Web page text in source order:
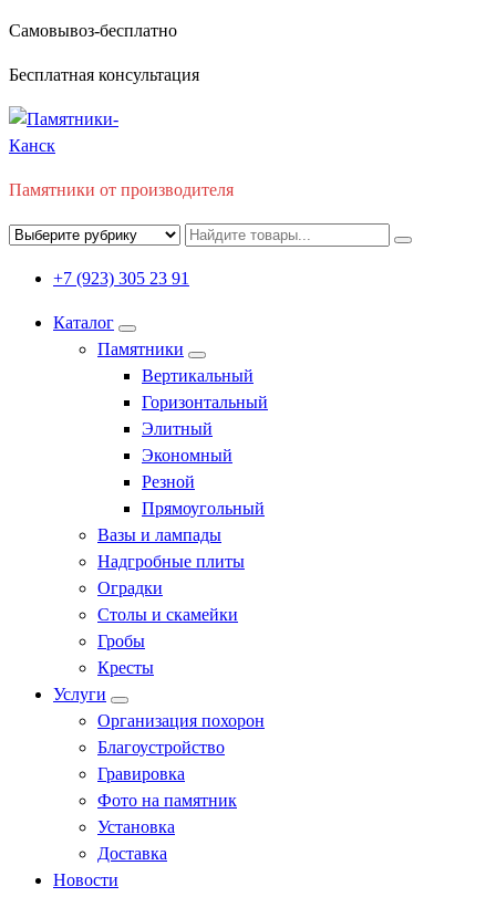
Перейти
содержимому
Самовывоз-бесплатно
Бесплатная консультация
Памятники от производителя
+7 (923) 305 23 91
Каталог
Памятники
Вертикальный
Горизонтальный
Элитный
Экономный
Резной
Прямоугольный
Вазы и лампады
Надгробные плиты
Оградки
Столы и скамейки
Гробы
Кресты
Услуги
Организация похорон
Благоустройство
Гравировка
Фото на памятник
Установка
Доставка
Новости